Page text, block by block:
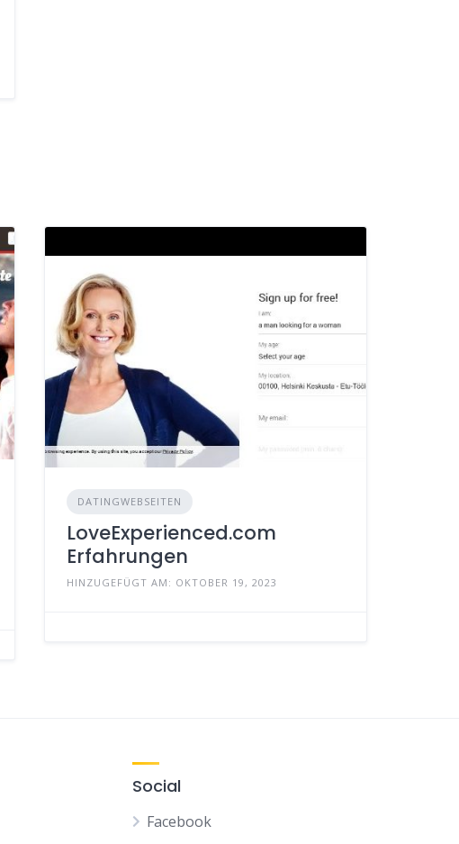
DATINGWEBSEITEN
LoveExperienced.com
Erfahrungen
HINZUGEFÜGT AM: OKTOBER 19, 2023
Social
Facebook